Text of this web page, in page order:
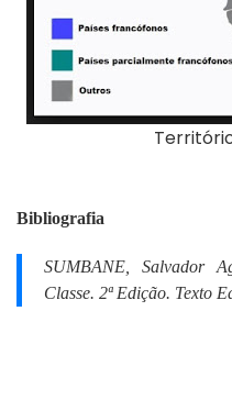
Bibliografia
SUMBANE, Salvador
Classe. 2ª Edição. Texto